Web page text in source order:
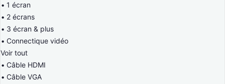
1 écran
2 écrans
3 écran & plus
Connectique vidéo
Voir tout
Câble HDMI
Câble VGA